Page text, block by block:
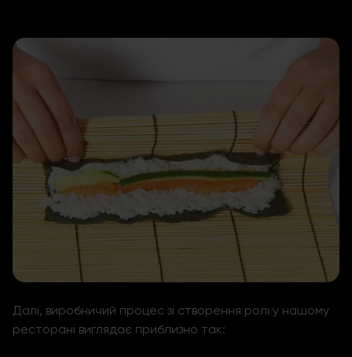
Далі, виробничий процес зі створення ролі у нашому
ресторані виглядає приблизно так: